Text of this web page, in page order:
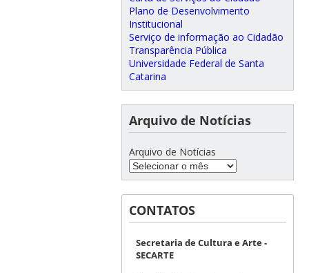
Plano de Desenvolvimento
Institucional
Serviço de informação ao Cidadão
Transparência Pública
Universidade Federal de Santa
Catarina
Arquivo de Notícias
Arquivo de Notícias
CONTATOS
Secretaria de Cultura e Arte -
SECARTE